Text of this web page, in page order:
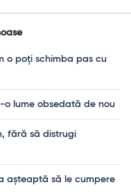
o poți schimba pas cu
o lume obsedată de nou
fără să distrugi
așteaptă să le cumpere